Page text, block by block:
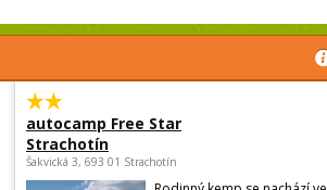
autocamp Free Star
Strachotín
Šakvická 3, 693 01 Strachotín